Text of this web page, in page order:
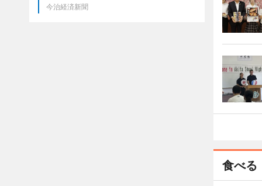
食べる
今治経済新聞